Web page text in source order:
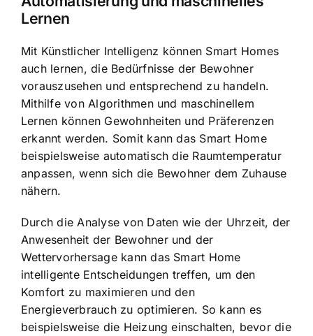
Lernen
Mit Künstlicher Intelligenz können Smart Homes
auch lernen, die Bedürfnisse der Bewohner
vorauszusehen und entsprechend zu handeln.
Mithilfe von Algorithmen und maschinellem
Lernen können Gewohnheiten und Präferenzen
erkannt werden. Somit kann das Smart Home
beispielsweise automatisch die Raumtemperatur
anpassen, wenn sich die Bewohner dem Zuhause
nähern.
Durch die Analyse von Daten wie der Uhrzeit, der
Anwesenheit der Bewohner und der
Wettervorhersage kann das Smart Home
intelligente Entscheidungen treffen, um den
Komfort zu maximieren und den
Energieverbrauch zu optimieren. So kann es
beispielsweise die Heizung einschalten, bevor die